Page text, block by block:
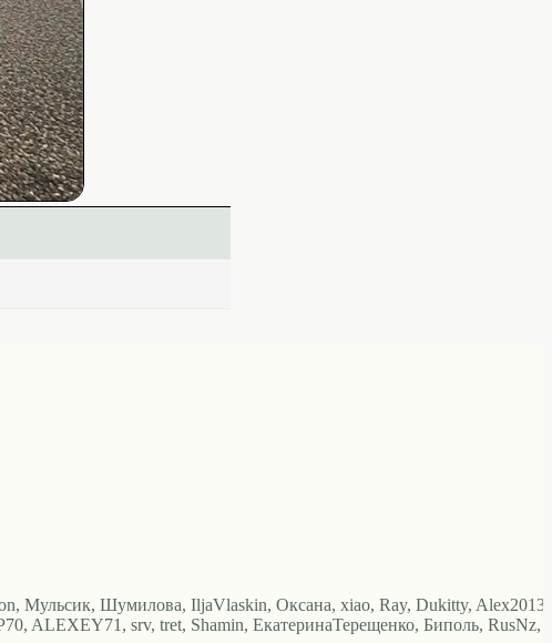
Мульсик, Шумилова, IljaVlaskin, Оксана, xiao, Ray, Dukitty, Alex2013,
ALEXEY71, srv, tret, Shamin, ЕкатеринаТерещенко, Биполь, RusNz,